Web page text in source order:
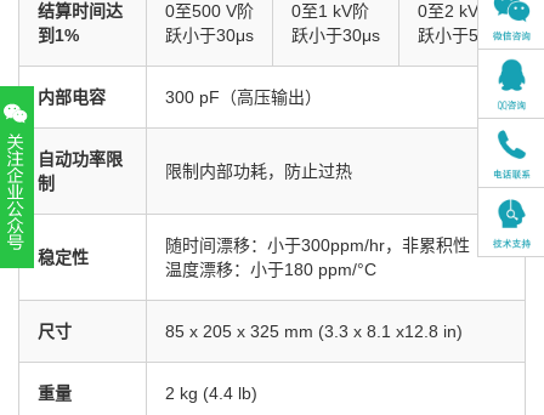
结算时间达
到1%
0至500 V阶
跃小于30μs
0至1 kV阶
跃小于30μs
0至2 kV阶
跃小于50μs
内部电容 300 pF（高压输出）
自动功率限
制
限制内部功耗，防止过热
稳定性
随时间漂移：小于300ppm/hr，非累积性
温度漂移：小于180 ppm/°C
尺寸 85 x 205 x 325 mm (3.3 x 8.1 x12.8 in)
重量 2 kg (4.4 lb)
扫一扫，关注官方账号
010-52867771